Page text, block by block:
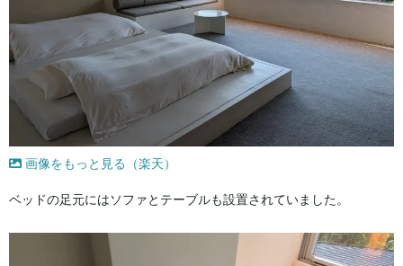
画像をもっと見る（楽天）
ベッドの足元にはソファとテーブルも設置されていました。